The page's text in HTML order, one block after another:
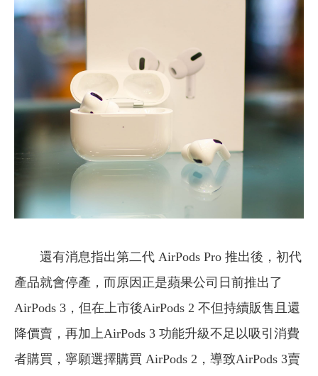
還有消息指出第二代 AirPods Pro 推出後，初代
產品就會停產，而原因正是蘋果公司日前推出了
AirPods 3，但在上市後AirPods 2 不但持續販售且還
降價賣，再加上AirPods 3 功能升級不足以吸引消費
者購買，寧願選擇購買 AirPods 2，導致AirPods 3賣